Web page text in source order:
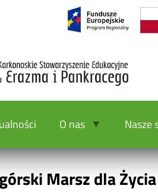
O nas Nasze
Marsz dla